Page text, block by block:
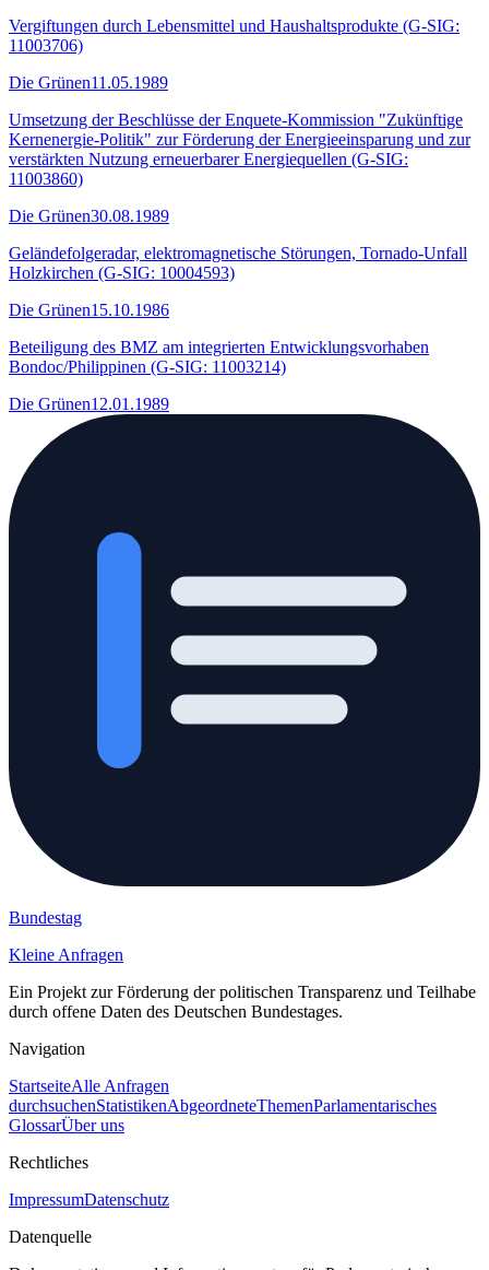
Vergiftungen durch Lebensmittel und Haushaltsprodukte (G-SIG:
11003706)
Die Grünen11.05.1989
Umsetzung der Beschlüsse der Enquete-Kommission "Zukünftige
Kernenergie-Politik" zur Förderung der Energieeinsparung und zur
verstärkten Nutzung erneuerbarer Energiequellen (G-SIG:
11003860)
Die Grünen30.08.1989
Geländefolgeradar, elektromagnetische Störungen, Tornado-Unfall
Holzkirchen (G-SIG: 10004593)
Die Grünen15.10.1986
Beteiligung des BMZ am integrierten Entwicklungsvorhaben
Bondoc/Philippinen (G-SIG: 11003214)
Die Grünen12.01.1989
Bundestag
Kleine Anfragen
Ein Projekt zur Förderung der politischen Transparenz und Teilhabe
durch offene Daten des Deutschen Bundestages.
Navigation
StartseiteAlle Anfragen
durchsuchenStatistikenAbgeordneteThemenParlamentarisches
GlossarÜber uns
Rechtliches
ImpressumDatenschutz
Datenquelle